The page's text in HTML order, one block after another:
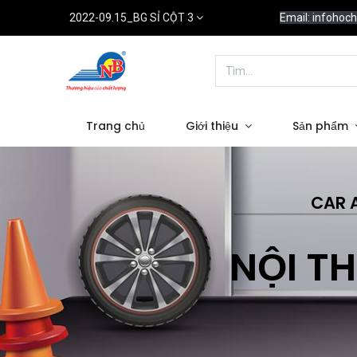
2022-09.15_BG SỈ CỘT 3 Email:
Trang chủ Giới thiệu Sản phẩm
CAR
NỘI